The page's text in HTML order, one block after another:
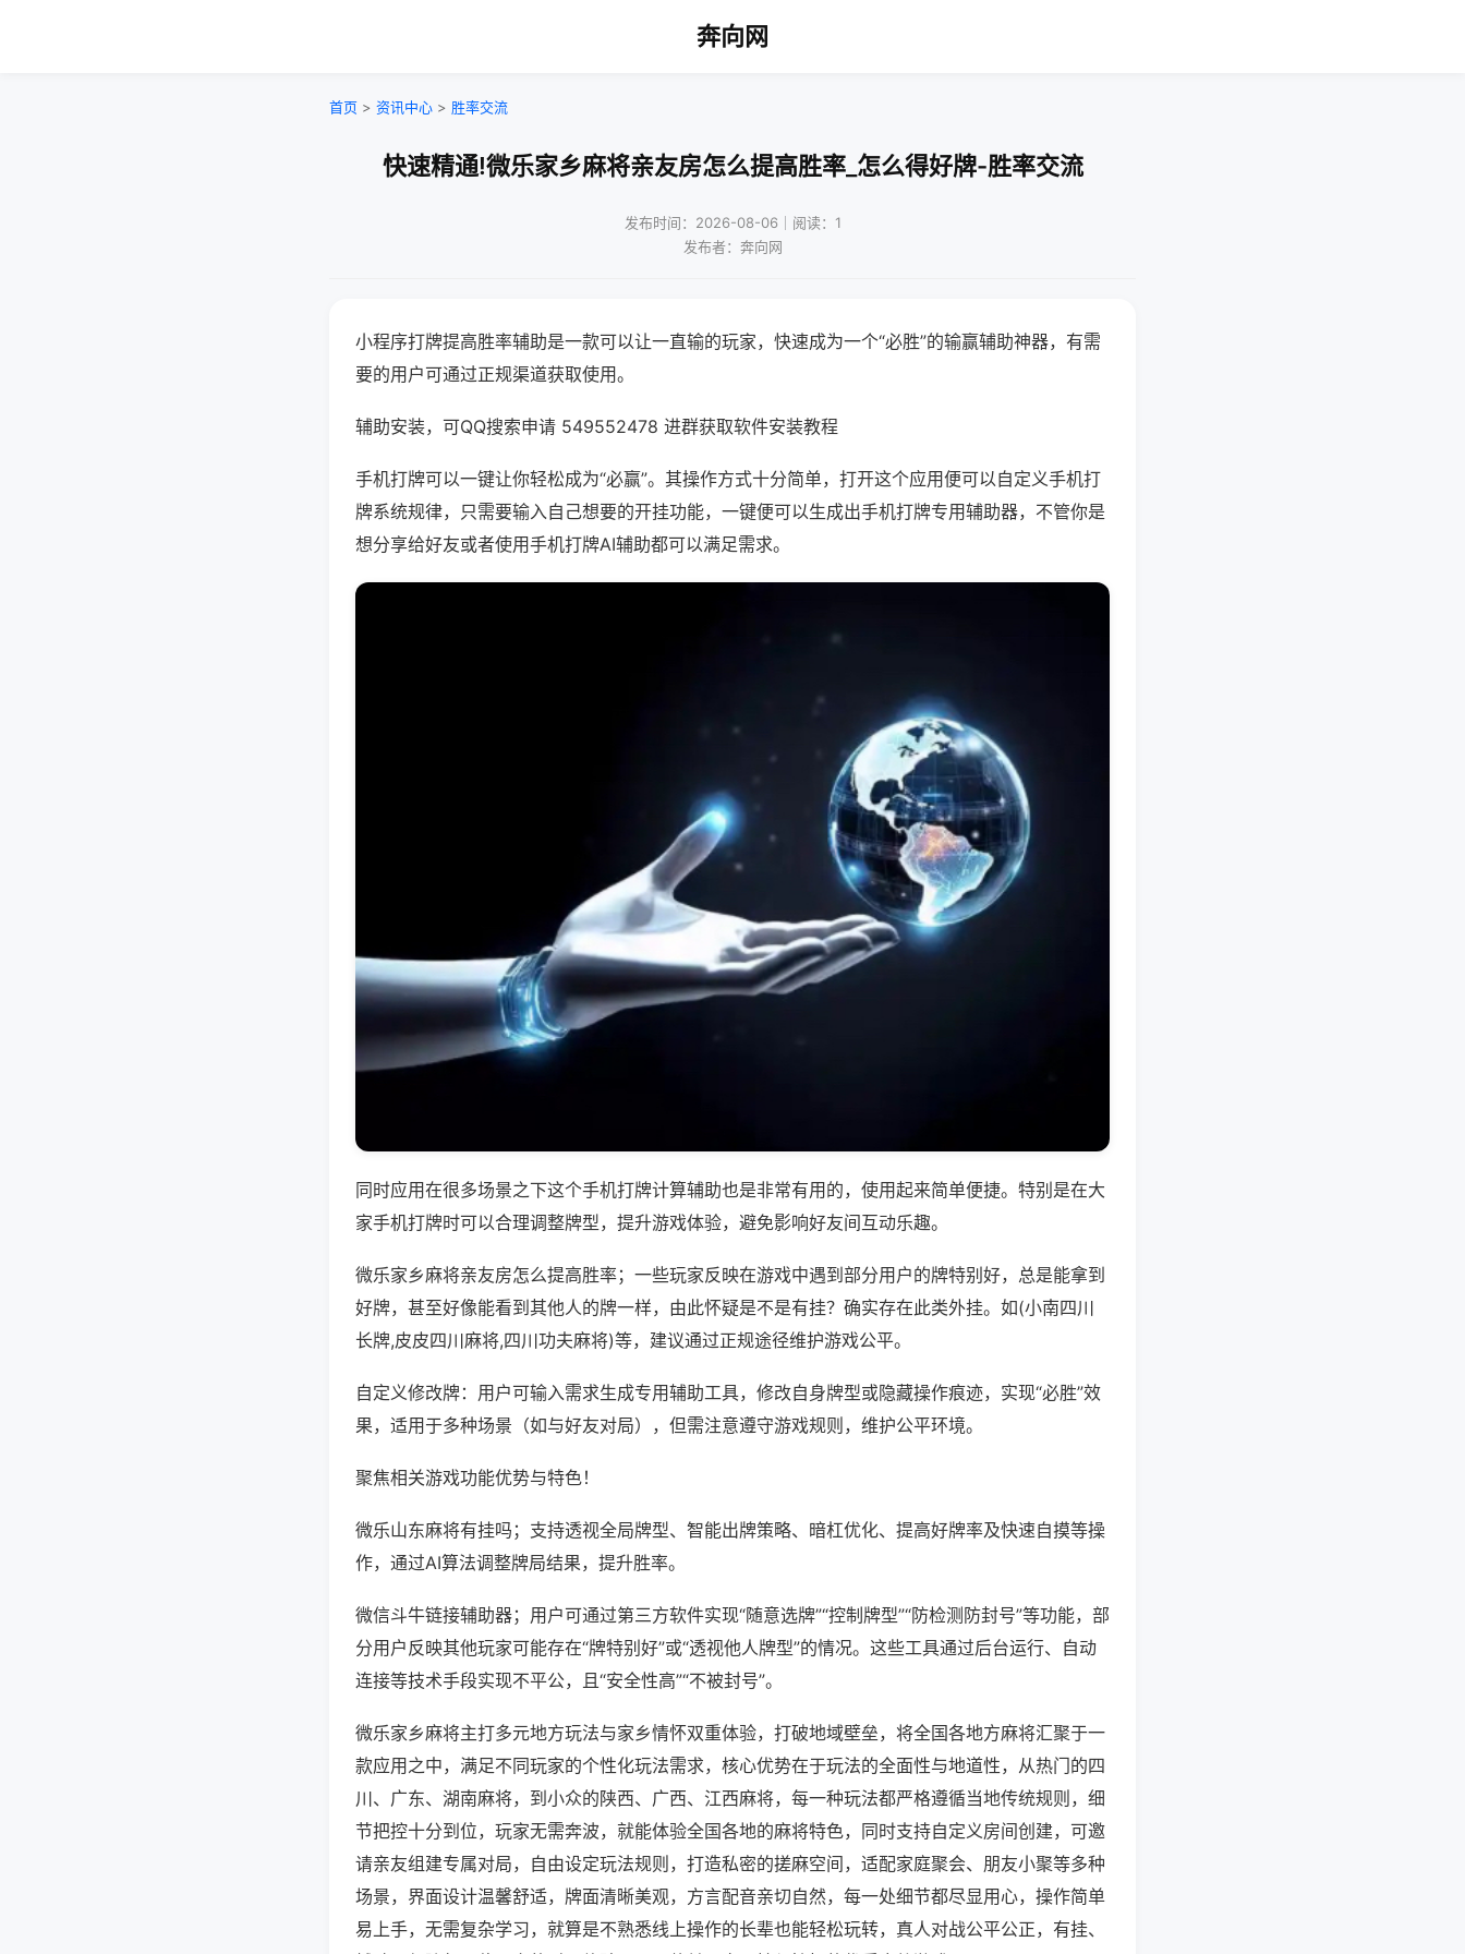
奔向网
首页 > 资讯中心 > 胜率交流
快速精通!微乐家乡麻将亲友房怎么提高胜率_怎么得好牌-胜率交流
发布时间：2026-08-06｜阅读：1
发布者：奔向网
小程序打牌提高胜率辅助是一款可以让一直输的玩家，快速成为一个“必胜”的输赢辅助神器，有需
要的用户可通过正规渠道获取使用。
辅助安装，可QQ搜索申请 549552478 进群获取软件安装教程
手机打牌可以一键让你轻松成为“必赢”。其操作方式十分简单，打开这个应用便可以自定义手机打
牌系统规律，只需要输入自己想要的开挂功能，一键便可以生成出手机打牌专用辅助器，不管你是
想分享给好友或者使用手机打牌AI辅助都可以满足需求。
同时应用在很多场景之下这个手机打牌计算辅助也是非常有用的，使用起来简单便捷。特别是在大
家手机打牌时可以合理调整牌型，提升游戏体验，避免影响好友间互动乐趣。
微乐家乡麻将亲友房怎么提高胜率；一些玩家反映在游戏中遇到部分用户的牌特别好，总是能拿到
好牌，甚至好像能看到其他人的牌一样，由此怀疑是不是有挂？确实存在此类外挂。如(小南四川
长牌,皮皮四川麻将,四川功夫麻将)等，建议通过正规途径维护游戏公平。
自定义修改牌：用户可输入需求生成专用辅助工具，修改自身牌型或隐藏操作痕迹，实现“必胜”效
果，适用于多种场景（如与好友对局），但需注意遵守游戏规则，维护公平环境。
聚焦相关游戏功能优势与特色！
微乐山东麻将有挂吗；支持透视全局牌型、智能出牌策略、暗杠优化、提高好牌率及快速自摸等操
作，通过AI算法调整牌局结果，提升胜率。
微信斗牛链接辅助器；用户可通过第三方软件实现“随意选牌”“控制牌型”“防检测防封号”等功能，部
分用户反映其他玩家可能存在“牌特别好”或“透视他人牌型”的情况。这些工具通过后台运行、自动
连接等技术手段实现不平公，且“安全性高”“不被封号”。
微乐家乡麻将主打多元地方玩法与家乡情怀双重体验，打破地域壁垒，将全国各地方麻将汇聚于一
款应用之中，满足不同玩家的个性化玩法需求，核心优势在于玩法的全面性与地道性，从热门的四
川、广东、湖南麻将，到小众的陕西、广西、江西麻将，每一种玩法都严格遵循当地传统规则，细
节把控十分到位，玩家无需奔波，就能体验全国各地的麻将特色，同时支持自定义房间创建，可邀
请亲友组建专属对局，自由设定玩法规则，打造私密的搓麻空间，适配家庭聚会、朋友小聚等多种
场景，界面设计温馨舒适，牌面清晰美观，方言配音亲切自然，每一处细节都尽显用心，操作简单
易上手，无需复杂学习，就算是不熟悉线上操作的长辈也能轻松玩转，真人对战公平公正，有挂、